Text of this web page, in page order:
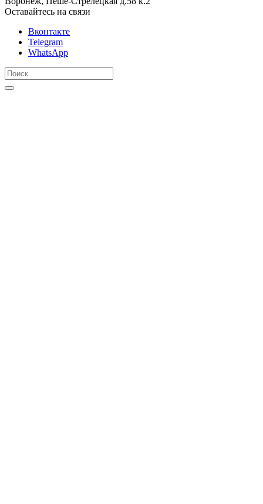
Оставайтесь на связи
Вконтакте
Telegram
WhatsApp